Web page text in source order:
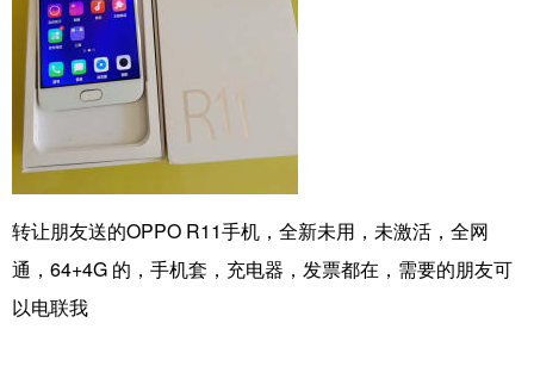
转让朋友送的OPPO R11手机，全新未用，未激活，全网
通，64+4G 的，手机套，充电器，发票都在，需要的朋友可
以电联我